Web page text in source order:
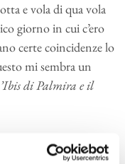
e vola di qua vola
giorno in cui c’ero
certe coincidenze lo
mi sembra un
di Palmira e il